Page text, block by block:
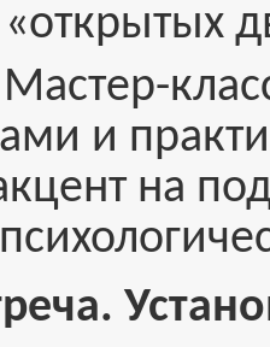
и
на